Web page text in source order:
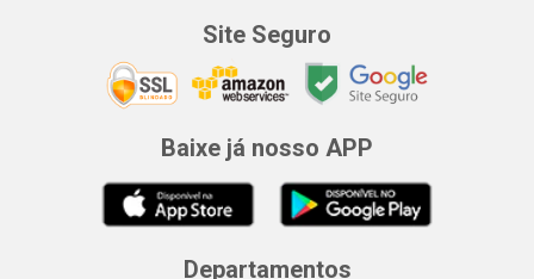
Site Seguro
Baixe já nosso APP
Departamentos